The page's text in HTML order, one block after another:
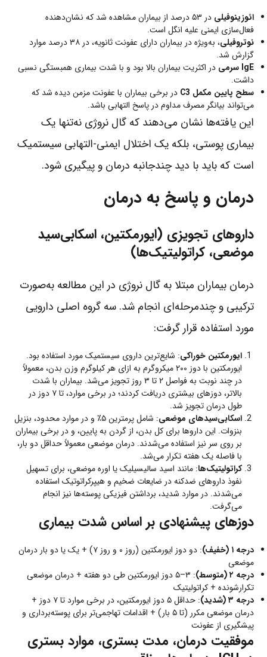
ائوزینوفیلی
در ۵۳ درصد از بیماران مشاهده شد که نشان‌دهنده
فعال‌سازی ایمنی علیه انگل است.
نوتروفیلی
، به‌ویژه در بیماران دارای عفونت ثانویه، در ۳۸ درصد موارد
گزارش شد.
IgE سرمی
در اکثریت بیماران بالا بود و با شدت بیماری همبستگی نسبی
داشت.
سطح پایین مکمل C3
در برخی بیماران با عفونت مزمن دیده شد که
می‌تواند بیانگر مصرف مداوم در پاسخ التهابی باشد.
این یافته‌ها نشان می‌دهند که گال نروژی نه‌تنها یک
بیماری پوستی، بلکه یک اختلال ایمنی-التهابی سیستمیک
است که باید با دید چندجانبه درمان و پیگیری شود.
درمان و پاسخ به درمان
داروهای تجویزی (ایورمکتین، اسکابی‌سید
موضعی، کراتولیتیک‌ها)
درمان بیماران مبتلا به گال نروژی در این مطالعه به‌صورت
ترکیبی و چندمرحله‌ای انجام شد. سه گروه اصلی دارویی
مورد استفاده قرار گرفت:
ایورمکتین خوراکی: شایع‌ترین داروی سیستمیک مورد استفاده بود.
ایورمکتین با دوز ۲۰۰ میکروگرم به ازای هر کیلوگرم وزن بدن، معمولاً
در چند نوبت به فواصل ۲ تا ۳ روز تجویز می‌شد. بیماران با شدت
بالاتر، دوزهای بیشتری دریافت کردند؛ در برخی موارد، تا ۷ دوز در
طول درمان تجویز شد.
اسکابی‌سیدهای موضعی
: شامل پرمترین ۵٪ و در موارد محدود، بنزیل
بنزوات. این داروها برای کل بدن، از گردن به پایین، و در برخی بیماران
بر روی سر نیز استفاده می‌شدند. درمان موضعی معمولاً حداقل دو بار،
با فاصله یک هفته تکرار می‌شد.
کراتولیتیک‌ها: مانند اسید سالیسیلیک یا اوره موضعی، برای تسهیل
نفوذ داروهای ضدکنه در ضایعات ضخیم و هیپرکراتوتیک استفاده
می‌شدند. در موارد شدید، برداشتن فیزیکی پوسته‌ها نیز انجام
می‌گرفت.
دوزهای پیشنهادی بر اساس شدت بیماری
درجه ۱ (خفیف)
: دو دوز ایورمکتین (روز ۰ و روز ۷) + یک یا دو بار درمان
موضعی
درجه ۲ (متوسط)
: ۳–۵ دوز ایورمکتین طی دو هفته + درمان موضعی
تکرارشونده + کراتولیتیک
درجه ۳ (شدید)
: حداقل ۵ دوز ایورمکتین، در برخی موارد تا ۷ دوز +
درمان موضعی مکرر (تا ۵ بار) + اقدامات تهاجمی‌تر برای پوسته‌برداری و
پیشگیری از عفونت
موفقیت درمان، مدت بستری، موارد بستری